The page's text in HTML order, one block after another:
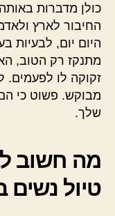
כולן מדברות
החיבור לארץ
היום יום, לבעיות
מתנקז רק הטוב,
זקוקה לו לפעמים.
מבוקש. פשוט כי
שלך.
מה חשוב
טיול